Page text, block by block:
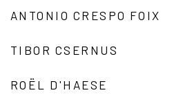
ANTONIO CRESPO FOIX
TIBOR CSERNUS
ROËL D'HAESE